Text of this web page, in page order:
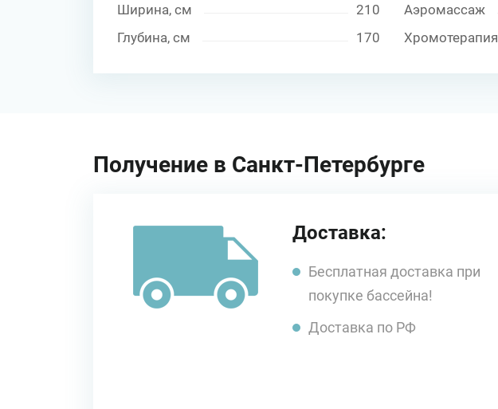
Ширина, см
210
Глубина, см
170
Аэромассаж
Хромотерапия
Получение в Санкт-Петербурге
Доставка:
Бесплатная доставка при
покупке бассейна!
Доставка по РФ